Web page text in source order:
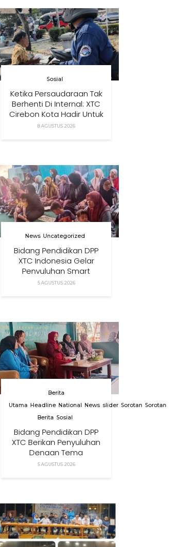
Sosial
Ketika Persaudaraan Tak
Berhenti Di Internal: XTC
Cirebon Kota Hadir Untuk
Masyarakat
8 AGUSTUS 2026
News Uncategorized
Bidang Pendidikan DPP
XTC Indonesia Gelar
Penyuluhan Smart
Parenting Di Desa
5 AGUSTUS 2026
Berita
Utama
Headline National News slider Sorotan Sorotan
Berita Sosial
Bidang Pendidikan DPP
XTC Berikan Penyuluhan
Dengan Tema
Membangun Peran
5 AGUSTUS 2026